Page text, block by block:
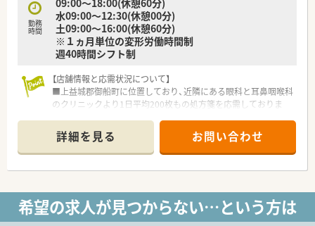
わる多角的な事業を展開しており、非常に将来性のある組織で
す。
【求人情報について】
■正社員として安定した雇用を確約しており、これまでのご経験
■昇給制度や年2回の賞与支給実績があり、個人の頑張りや業績
がしっかりと給与に反映される仕組みが構築されています。
■産休や育休の取得実績も豊富にございますので、ライフステー
ジの変化に合わせて長くキャリアを形成することが可能な環境
です。
勤務
時間
09:00～18:00(休憩60分)
水09:00～12:30(休憩00分)
土09:00～16:00(休憩60分)
※１ヵ月単位の変形労働時間制
週40時間シフト制
【店舗情報と応需状況について】
■上益城郡御船町に位置しており、近隣にある眼科と耳鼻咽喉科
のクリニックより1日平均200枚もの処方箋を応需しておりま
■眼科と耳鼻科が中心ですので多種多様な処方に触れることが
でき、薬剤師として幅広い知識と経験を積むことが可能な環境で
す。
■常勤薬剤師2名とパート薬剤師2名が在籍しており、複数のス
す。
【募集背景と求める人物像について】
詳細を見る お問い合わせ
希望の求人が見つからない…という方は